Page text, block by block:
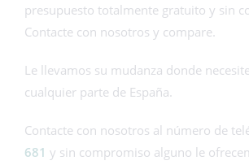
presupuesto totalmente gratuito y sin
Contacte con nosotros y compare.
Le llevamos su mudanza donde
cualquier parte de España.
Contacte con nosotros al número de
681 y sin compromiso alguno le